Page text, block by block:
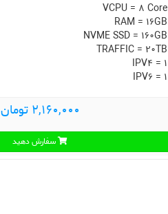
VCPU = 8 Core
RAM = 16GB
NVME SSD = 160GB
TRAFFIC = 20TB
IPV4 = 1
IPV6 = 1
2,160,000 تومان
سفارش دهید